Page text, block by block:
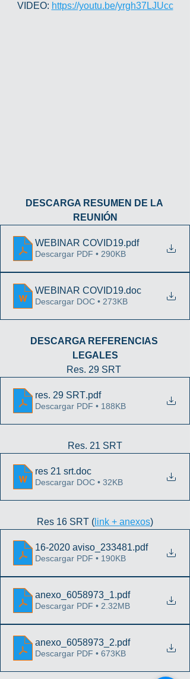
VIDEO: https://youtu.be/yrgh37LJUcc
DESCARGA RESUMEN DE LA
REUNIÓN
WEBINAR COVID19.pdf
Descargar PDF • 290KB
WEBINAR COVID19.doc
Descargar DOC • 273KB
DESCARGA REFERENCIAS
LEGALES
Res. 29 SRT
res. 29 SRT.pdf
Descargar PDF • 188KB
Res. 21 SRT
res 21 srt.doc
Descargar DOC • 32KB
Res 16 SRT ( link + anexos)
16-2020 aviso_233481.pdf
Descargar PDF • 190KB
anexo_6058973_1.pdf
Descargar PDF • 2.32MB
anexo_6058973_2.pdf
Descargar PDF • 673KB